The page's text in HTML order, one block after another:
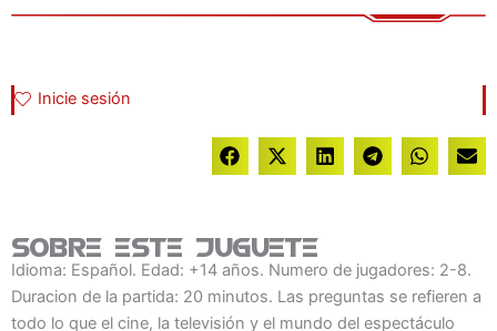
Inicie sesión
Sobre este juguete
Idioma: Español. Edad: +14 años. Numero de jugadores: 2-8.
Duracion de la partida: 20 minutos. Las preguntas se refieren a
todo lo que el cine, la televisión y el mundo del espectáculo